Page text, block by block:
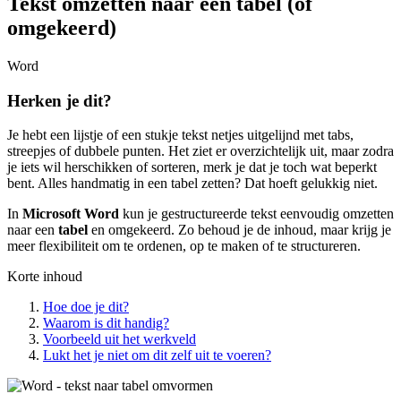
omgekeerd)
Word
Herken je dit?
Je hebt een lijstje of een stukje tekst netjes uitgelijnd met tabs,
streepjes of dubbele punten. Het ziet er overzichtelijk uit, maar zodra
je iets wil herschikken of sorteren, merk je dat je toch wat beperkt
bent. Alles handmatig in een tabel zetten? Dat hoeft gelukkig niet.
In Microsoft Word kun je gestructureerde tekst eenvoudig omzetten
naar een tabel en omgekeerd. Zo behoud je de inhoud, maar krijg je
meer flexibiliteit om te ordenen, op te maken of te structureren.
Korte inhoud
Hoe doe je dit?
Waarom is dit handig?
Voorbeeld uit het werkveld
Lukt het je niet om dit zelf uit te voeren?
Afbeelding